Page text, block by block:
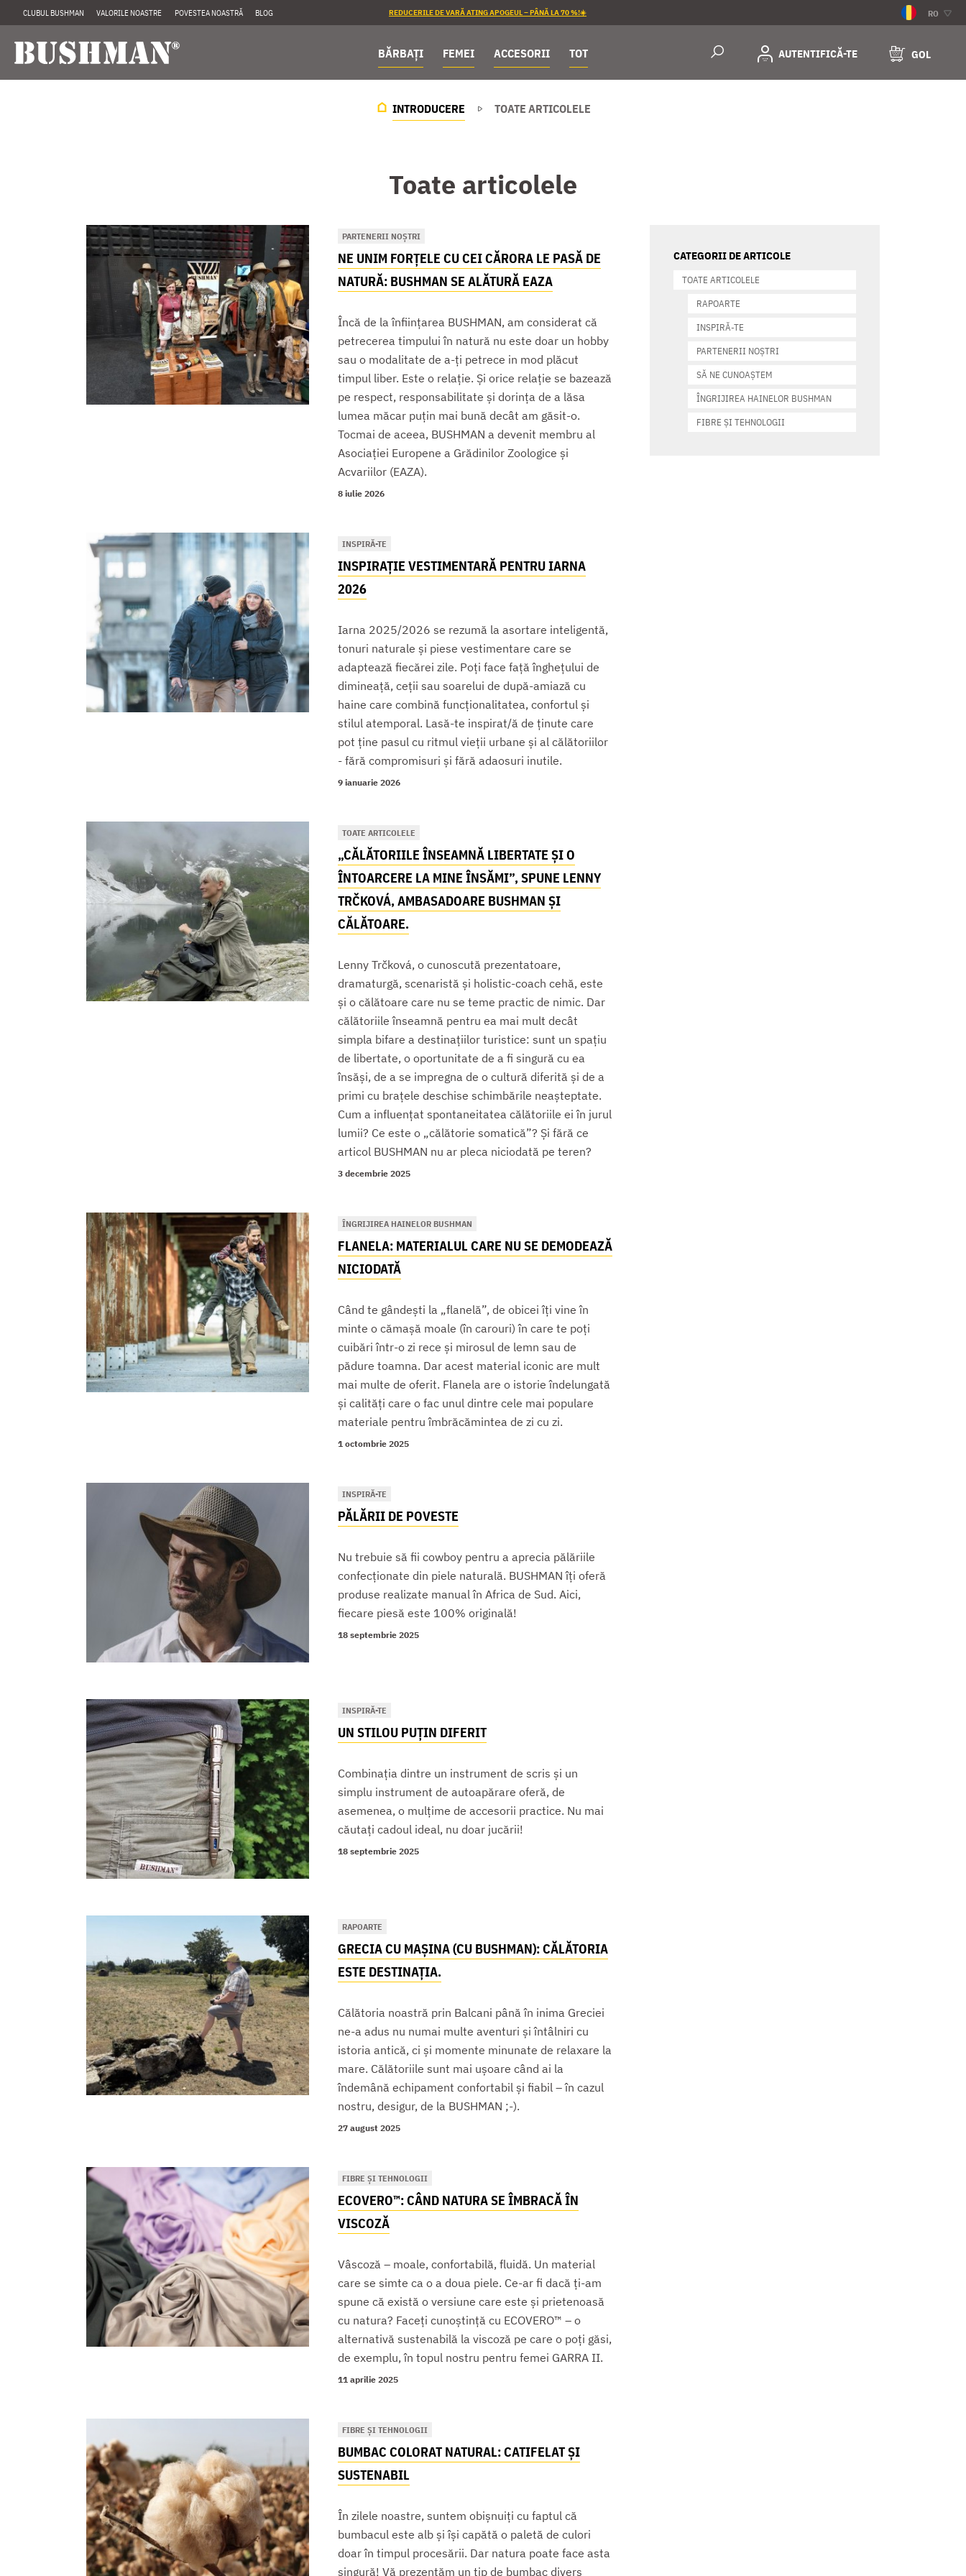
CLUBUL BUSHMAN VALORILE NOASTRE POVESTEA NOASTRĂ BLOG REDUCERILE DE VARĂ ATING APOGEUL – PÂNĂ LA 70 %!☀️ RO
BĂRBAȚI FEMEI ACCESORII TOT AUTENTIFICĂ-TE GOL
INTRODUCERE TOATE ARTICOLELE
Toate articolele
PARTENERII NOȘTRI
NE UNIM FORȚELE CU CEI CĂRORA LE PASĂ DE
NATURĂ: BUSHMAN SE ALĂTURĂ EAZA
Încă de la înființarea BUSHMAN, am considerat că
petrecerea timpului în natură nu este doar un hobby
sau o modalitate de a-ți petrece in mod plăcut
timpul liber. Este o relație. Și orice relație se bazează
pe respect, responsabilitate și dorința de a lăsa
lumea măcar puțin mai bună decât am găsit-o.
Tocmai de aceea, BUSHMAN a devenit membru al
Asociației Europene a Grădinilor Zoologice și
Acvariilor (EAZA).
8 iulie 2026
INSPIRĂ-TE
INSPIRAȚIE VESTIMENTARĂ PENTRU IARNA
2026
Iarna 2025/2026 se rezumă la asortare inteligentă,
tonuri naturale și piese vestimentare care se
adaptează fiecărei zile. Poți face față înghețului de
dimineață, ceții sau soarelui de după-amiază cu
haine care combină funcționalitatea, confortul și
stilul atemporal. Lasă-te inspirat/ă de ținute care
pot ține pasul cu ritmul vieții urbane și al călătoriilor
- fără compromisuri și fără adaosuri inutile.
9 ianuarie 2026
TOATE ARTICOLELE
„CĂLĂTORIILE ÎNSEAMNĂ LIBERTATE ȘI O
ÎNTOARCERE LA MINE ÎNSĂMI”, SPUNE LENNY
TRČKOVÁ, AMBASADOARE BUSHMAN ȘI
CĂLĂTOARE.
Lenny Trčková, o cunoscută prezentatoare,
dramaturgă, scenaristă și holistic-coach cehă, este
și o călătoare care nu se teme practic de nimic. Dar
călătoriile înseamnă pentru ea mai mult decât
simpla bifare a destinațiilor turistice: sunt un spațiu
de libertate, o oportunitate de a fi singură cu ea
însăși, de a se impregna de o cultură diferită și de a
primi cu brațele deschise schimbările neașteptate.
Cum a influențat spontaneitatea călătoriile ei în jurul
lumii? Ce este o „călătorie somatică”? Și fără ce
articol BUSHMAN nu ar pleca niciodată pe teren?
3 decembrie 2025
ÎNGRIJIREA HAINELOR BUSHMAN
FLANELA: MATERIALUL CARE NU SE DEMODEAZĂ
NICIODATĂ
Când te gândești la „flanelă”, de obicei îți vine în
minte o cămașă moale (în carouri) în care te poți
cuibări într-o zi rece și mirosul de lemn sau de
pădure toamna. Dar acest material iconic are mult
mai multe de oferit. Flanela are o istorie îndelungată
și calități care o fac unul dintre cele mai populare
materiale pentru îmbrăcămintea de zi cu zi.
1 octombrie 2025
INSPIRĂ-TE
PĂLĂRII DE POVESTE
Nu trebuie să fii cowboy pentru a aprecia pălăriile
confecționate din piele naturală. BUSHMAN îți oferă
produse realizate manual în Africa de Sud. Aici,
fiecare piesă este 100% originală!
18 septembrie 2025
INSPIRĂ-TE
UN STILOU PUȚIN DIFERIT
Combinația dintre un instrument de scris și un
simplu instrument de autoapărare oferă, de
asemenea, o mulțime de accesorii practice. Nu mai
căutați cadoul ideal, nu doar jucării!
18 septembrie 2025
RAPOARTE
GRECIA CU MAȘINA (CU BUSHMAN): CĂLĂTORIA
ESTE DESTINAȚIA.
Călătoria noastră prin Balcani până în inima Greciei
ne-a adus nu numai multe aventuri și întâlniri cu
istoria antică, ci și momente minunate de relaxare la
mare. Călătoriile sunt mai ușoare când ai la
îndemână echipament confortabil și fiabil – în cazul
nostru, desigur, de la BUSHMAN ;-).
27 august 2025
FIBRE ȘI TEHNOLOGII
ECOVERO™: CÂND NATURA SE ÎMBRACĂ ÎN
VISCOZĂ
Vâscoză – moale, confortabilă, fluidă. Un material
care se simte ca o a doua piele. Ce-ar fi dacă ți-am
spune că există o versiune care este și prietenoasă
cu natura? Faceți cunoștință cu ECOVERO™ – o
alternativă sustenabilă la viscoză pe care o poți găsi,
de exemplu, în topul nostru pentru femei GARRA II.
11 aprilie 2025
FIBRE ȘI TEHNOLOGII
BUMBAC COLORAT NATURAL: CATIFELAT ȘI
SUSTENABIL
În zilele noastre, suntem obișnuiți cu faptul că
bumbacul este alb și își capătă o paletă de culori
doar în timpul procesării. Dar natura poate face asta
singură! Vă prezentăm un tip de bumbac divers
CATEGORII DE ARTICOLE
TOATE ARTICOLELE
RAPOARTE
INSPIRĂ-TE
PARTENERII NOȘTRI
SĂ NE CUNOAȘTEM
ÎNGRIJIREA HAINELOR BUSHMAN
FIBRE ȘI TEHNOLOGII